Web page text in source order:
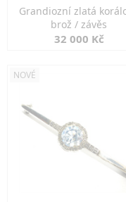
Grandiozní zlatá
brož / závěs
32 000 Kč
NOVÉ